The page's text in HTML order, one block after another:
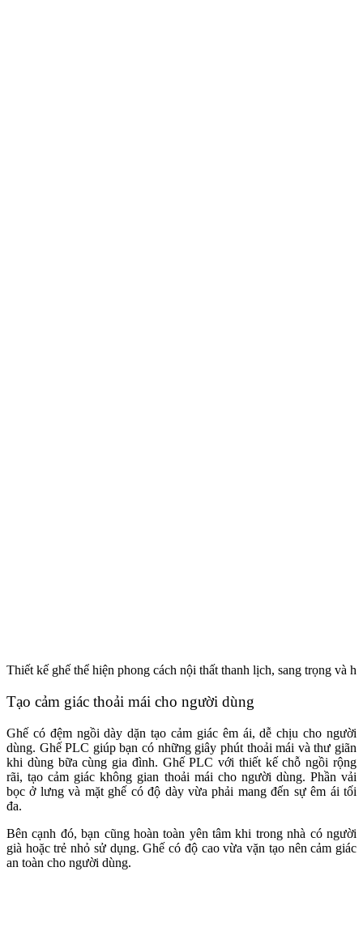
Thiết kế ghế thể hiện phong cách nội thất thanh lịch, sang trọng và
Tạo cảm giác thoải mái cho người dùng
Ghế có đệm ngồi dày dặn tạo cảm giác êm ái, dễ chịu cho người
dùng. Ghế PLC giúp bạn có những giây phút thoải mái và thư giãn
khi dùng bữa cùng gia đình. Ghế PLC với thiết kế chỗ ngồi rộng
rãi, tạo cảm giác không gian thoải mái cho người dùng. Phần vải
bọc ở lưng và mặt ghế có độ dày vừa phải mang đến sự êm ái tối
đa.
Bên cạnh đó, bạn cũng hoàn toàn yên tâm khi trong nhà có người
già hoặc trẻ nhỏ sử dụng. Ghế có độ cao vừa vặn tạo nên cảm giác
an toàn cho người dùng.